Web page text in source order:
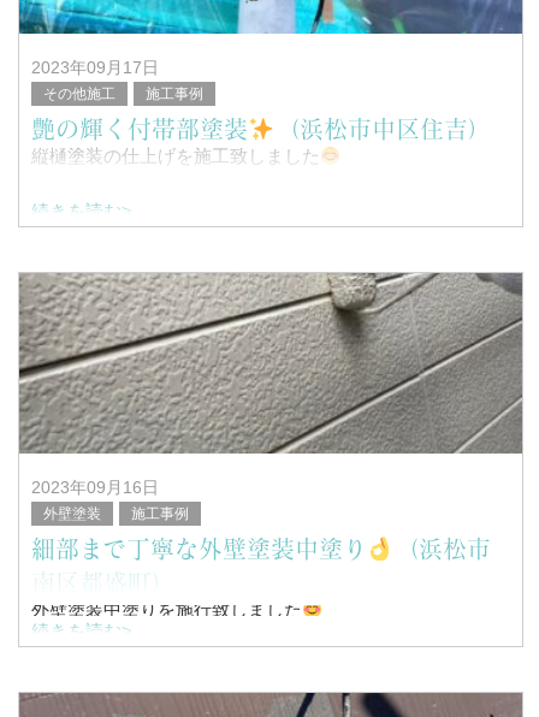
2023年09月17日
その他施工 施工事例
艶の輝く付帯部塗装 （浜松市中区住吉）
縦樋塗装の仕上げを施工致しました
浜松市南区を中心に塗装工事全般を行っている、
塗替家の堤と申します。
続きを読む>
2023年09月16日
外壁塗装 施工事例
細部まで丁寧な外壁塗装中塗り
（浜松市
南区都盛町）
外壁塗装中塗りを施行致しました
こんにちは！
続きを読む>